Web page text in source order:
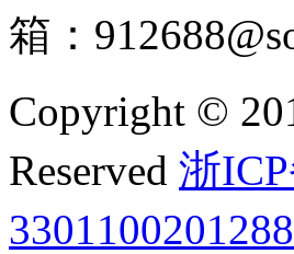
箱：
Copyright ©
Reserved 浙